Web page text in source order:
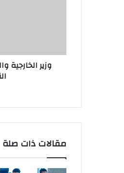
وزير
مقالات ذات صلة